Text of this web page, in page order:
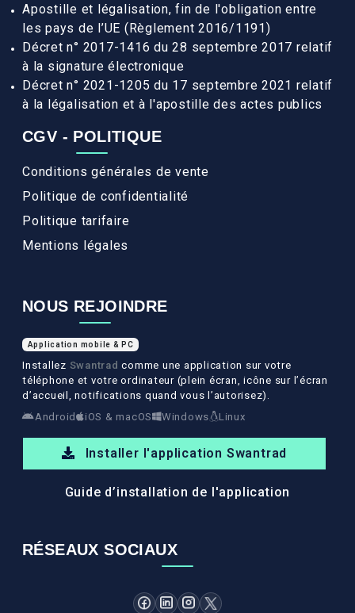
Apostille et légalisation, fin de l'obligation entre
les pays de l’UE (Règlement 2016/1191)
Décret n° 2017-1416 du 28 septembre 2017 relatif
à la signature électronique
Décret n° 2021-1205 du 17 septembre 2021 relatif
à la légalisation et à l'apostille des actes publics
CGV - POLITIQUE
Conditions générales de vente
Politique de confidentialité
Politique tarifaire
Mentions légales
NOUS REJOINDRE
Application mobile & PC
Installez Swantrad comme une application sur votre
téléphone et votre ordinateur (plein écran, icône sur l’écran
d’accueil, notifications quand vous l’autorisez).
Android
iOS & macOS Windows Linux
Installer l'application Swantrad
Guide d’installation de l'application
RÉSEAUX SOCIAUX